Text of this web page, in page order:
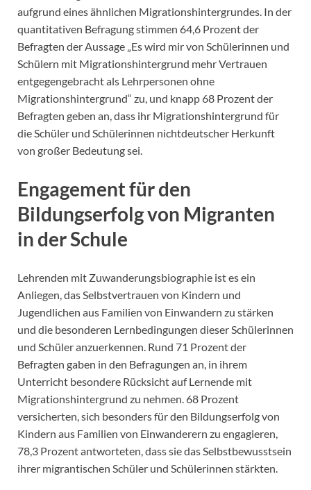
aufgrund eines ähnlichen Migrationshintergrundes. In der
quantitativen Befragung stimmen 64,6 Prozent der
Befragten der Aussage „Es wird mir von Schülerinnen und
Schülern mit Migrationshintergrund mehr Vertrauen
entgegengebracht als Lehrpersonen ohne
Migrationshintergrund“ zu, und knapp 68 Prozent der
Befragten geben an, dass ihr Migrationshintergrund für
die Schüler und Schülerinnen nichtdeutscher Herkunft
von großer Bedeutung sei.
Engagement für den
Bildungserfolg von Migranten
in der Schule
Lehrenden mit Zuwanderungsbiographie ist es ein
Anliegen, das Selbstvertrauen von Kindern und
Jugendlichen aus Familien von Einwandern zu stärken
und die besonderen Lernbedingungen dieser Schülerinnen
und Schüler anzuerkennen. Rund 71 Prozent der
Befragten gaben in den Befragungen an, in ihrem
Unterricht besondere Rücksicht auf Lernende mit
Migrationshintergrund zu nehmen. 68 Prozent
versicherten, sich besonders für den Bildungserfolg von
Kindern aus Familien von Einwanderern zu engagieren,
78,3 Prozent antworteten, dass sie das Selbstbewusstsein
ihrer migrantischen Schüler und Schülerinnen stärkten.